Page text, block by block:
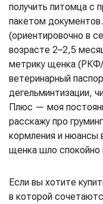
получить питомца с
пакетом
(ориентировочно в
возрасте 2–2,5
метрику щенка
ветеринарный
дегельминтизации,
Плюс — моя
расскажу про
кормления и нюансы
щенка шло спокойно
Если вы хотите
в которой